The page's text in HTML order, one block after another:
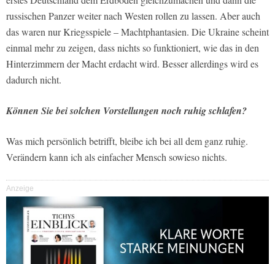
russischen Panzer weiter nach Westen rollen zu lassen. Aber auch
das waren nur Kriegsspiele – Machtphantasien. Die Ukraine scheint
einmal mehr zu zeigen, dass nichts so funktioniert, wie das in den
Hinterzimmern der Macht erdacht wird. Besser allerdings wird es
dadurch nicht.
Können Sie bei solchen Vorstellungen noch ruhig schlafen?
Was mich persönlich betrifft, bleibe ich bei all dem ganz ruhig.
Verändern kann ich als einfacher Mensch sowieso nichts.
Anzeige